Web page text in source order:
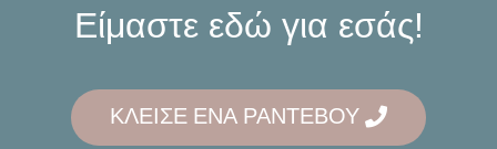
Είμαστε εδώ για εσάς!
ΚΛΕΙΣΕ ΕΝΑ ΡΑΝΤΕΒΟΥ